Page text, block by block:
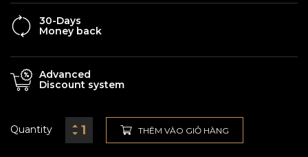
30-Days
Money back
Advanced
Discount system
Quantity THÊM VÀO GIỎ HÀNG